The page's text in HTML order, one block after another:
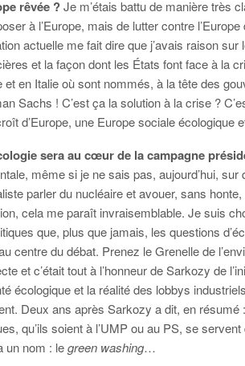
rêvée ?Je m’étais battu de manière très
à l’Europe, mais de lutter contre
actuelle me fait dire que j’avais raison
et la façon dont les États font face à la
en Italie où sont nommés, à la tête des
Sachs ! C’est ça la solution à la crise ?
d’Europe, une Europe sociale écologique
sera au cœur de la campagne
même si je ne sais pas, aujourd’hui,
parler du nucléaire et avouer, sans
cela me paraît invraisemblable. Je suis
que, plus que jamais, les questions
centre du débat. Prenez le Grenelle de
et c’était tout à l’honneur de Sarkozy de
écologique et la réalité des lobbys
Deux ans après Sarkozy a dit, en résumé :
qu’ils soient à l’UMP ou au PS, se
un nom : legreen washing…